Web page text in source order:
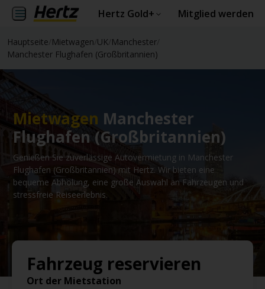
Hertz Gold+ Mitglied werden
Hauptseite Mietwagen UK Manchester
Manchester Flughafen (Großbritannien)
Mietwagen Manchester
Flughafen (Großbritannien)
Genießen Sie zuverlässige Autovermietung in Manchester
Flughafen (Großbritannien) mit Hertz. Wir bieten eine
bequeme Abholung, eine große Auswahl an Fahrzeugen und
stressfreie Reiseerlebnis.
Fahrzeug reservieren
Ort der Mietstation